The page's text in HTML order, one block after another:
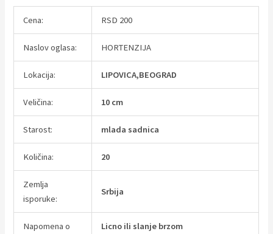
Cena: RSD 200
Naslov oglasa: HORTENZIJA
Lokacija: LIPOVICA,BEOGRAD
Veličina: 10 cm
Starost: mlada sadnica
Količina: 20
Zemlja
isporuke:
Srbija
Napomena o
Licno ili slanje brzom